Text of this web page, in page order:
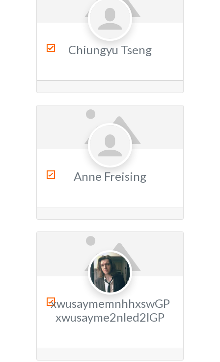
Chiungyu Tseng
Anne Freising
xwusaymemnhhxswGP
xwusayme2nled2lGP